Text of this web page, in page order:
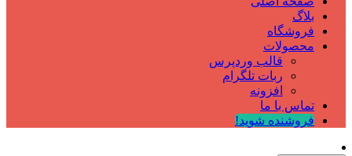
بلاگ
فروشگاه
محصولات
قالب وردپرس
ربات تلگرام
افزونه
تماس با ما
فروشنده شوید!